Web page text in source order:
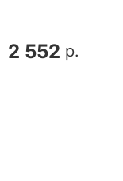
2 552 р.